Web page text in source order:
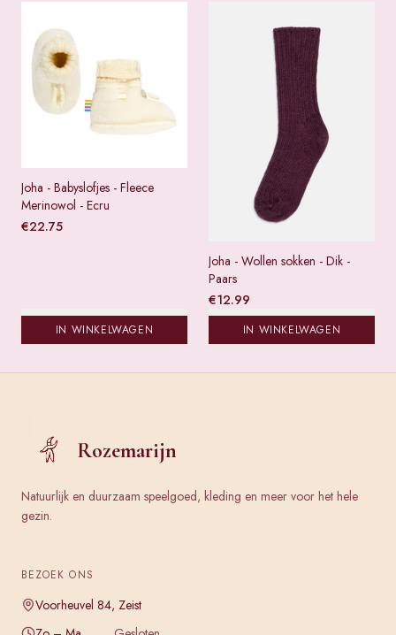
Joha - Babyslofjes - Fleece
Merinowol - Ecru
€22.75
IN WINKELWAGEN
Joha - Wollen sokken - Dik -
Paars
€12.99
IN WINKELWAGEN
Rozemarijn
Natuurlijk en duurzaam speelgoed, kleding en meer voor het hele
gezin.
BEZOEK ONS
Voorheuvel 84, Zeist